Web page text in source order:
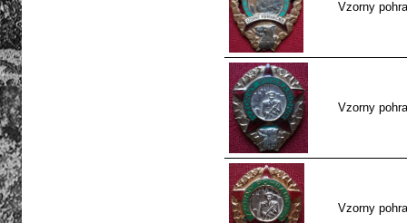
Vzorny
Vzorny
Vzorny